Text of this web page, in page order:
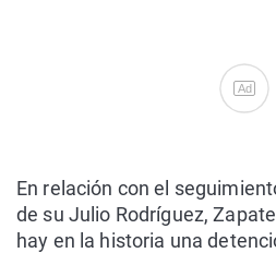
Ad
En relación con el
de su Julio Rodríguez,
hay en la historia una